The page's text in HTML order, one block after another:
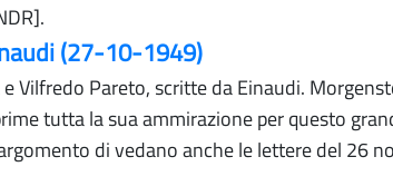
(27-10-1949)
Vilfredo Pareto, scritte da Einaudi.
tutta la sua ammirazione per questo
di vedano anche le lettere del 26